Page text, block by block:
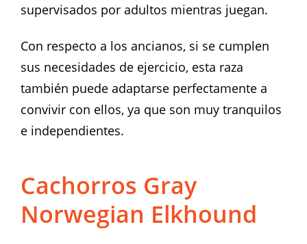
supervisados por adultos mientras juegan.
Con respecto a los ancianos, si se cumplen
sus necesidades de ejercicio, esta raza
también puede adaptarse perfectamente a
convivir con ellos, ya que son muy tranquilos
e independientes.
Cachorros Gray
Norwegian Elkhound